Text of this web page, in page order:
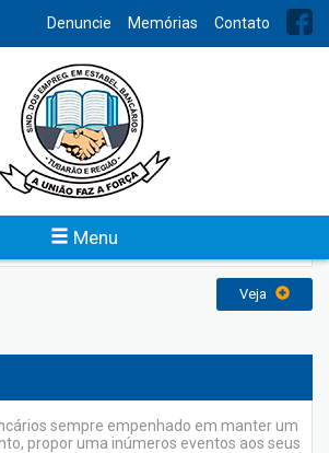
Denuncie Memórias Contato
Menu
em Estabelecimentos Bancários
foi fundado em 31 de agosto de 1958 e
maio de 1959, com a finalidade de
perante os poderes constituídos na
busca de uma sociedade melhor.
Veja
sempre empenhado em manter um
propor uma inúmeros eventos aos seus